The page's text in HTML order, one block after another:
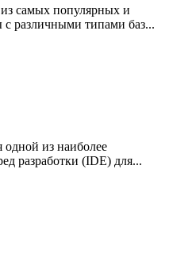
самых популярных и
с различными типами баз...
из наиболее
разработки (IDE) для...